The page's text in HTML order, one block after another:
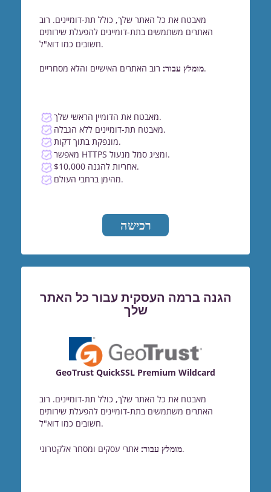
מאבטח את כל האתר שלך, כולל תת-דומיינים. רוב
האתרים משתמשים בתת-דומיינים להפעלת שירותים
חשובים כמו דוא"ל.
מומלץ עבור:רוב האתרים האישיים והלא מסחריים.
מאבטח את הדומיין הראשי שלך.
מאבטח תת-דומיינים ללא הגבלה.
מונפקת בתוך דקות.
מאפשר HTTPS ומציג סמל מנעול.
$10,000 אחריות להגנה.
מהימן ברחבי העולם.
רכישה
הגנה ברמה העסקית עבור כל האתר
שלך
GeoTrust QuickSSL Premium Wildcard
מאבטח את כל האתר שלך, כולל תת-דומיינים. רוב
האתרים משתמשים בתת-דומיינים להפעלת שירותים
חשובים כמו דוא"ל.
מומלץ עבור:אתרי עסקים ומסחר אלקטרוני.